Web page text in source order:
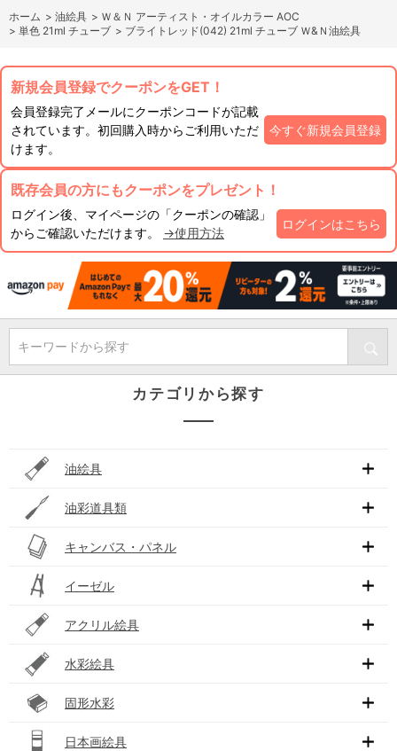
ホーム > 油絵具 > Ｗ＆Ｎ アーティスト・オイルカラー AOC
> 単色 21ml チューブ > ブライトレッド(042) 21ml チューブ Ｗ&Ｎ油絵具
新規会員登録でクーポンをGET！
会員登録完了メールにクーポンコードが記載
されています。初回購入時からご利用いただ
けます。
今すぐ新規会員登録
既存会員の方にもクーポンをプレゼント！
ログイン後、マイページの「クーポンの確認」
からご確認いただけます。 →使用方法
ログインはこちら
キーワードから探す
カテゴリから探す
油絵具
油彩道具類
キャンバス・パネル
イーゼル
アクリル絵具
水彩絵具
固形水彩
日本画絵具